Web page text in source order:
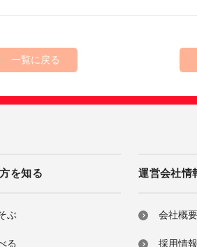
一覧に戻る
を知る
ぶ
る
運営会社情
会社概要
採用情報